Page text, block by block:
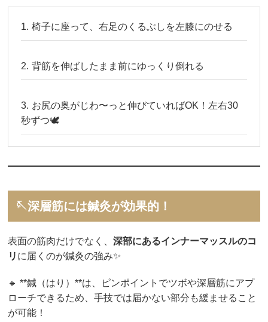
椅子に座って、右足のくるぶしを左膝にのせる
背筋を伸ばしたまま前にゆっくり倒れる
お尻の奥がじわ〜っと伸びていればOK！左右30
秒ずつ🕊️
🪡深層筋には鍼灸が効果的！
表面の筋肉だけでなく、深部にあるインナーマッスルのコ
リ に届くのが鍼灸の強み✨
🔹 **鍼（はり）**は、ピンポイントでツボや深層筋にアプ
ローチできるため、手技では届かない部分も緩ませること
が可能！